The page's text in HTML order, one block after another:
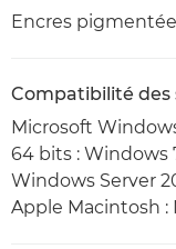
Encres
Compatibilité des
Microsoft Windows
64 bits : Windows
Windows Server
Apple Macintosh :